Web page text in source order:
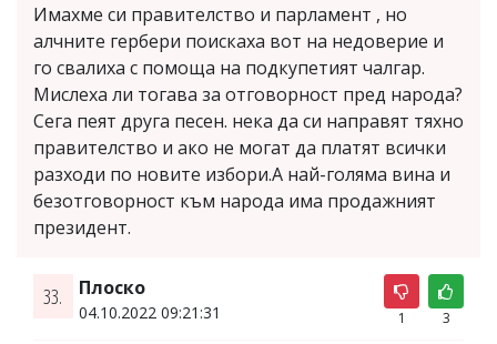
Имахме си правителство и парламент , но
алчните гербери поискаха вот на недоверие и
го свалиха с помоща на подкупетият чалгар.
Мислеха ли тогава за отговорност пред народа?
Сега пеят друга песен. нека да си направят тяхно
правителство и ако не могат да платят всички
разходи по новите избори.А най-голяма вина и
безотговорност към народа има продажният
президент.
33. Плоско
04.10.2022 09:21:31 1 3